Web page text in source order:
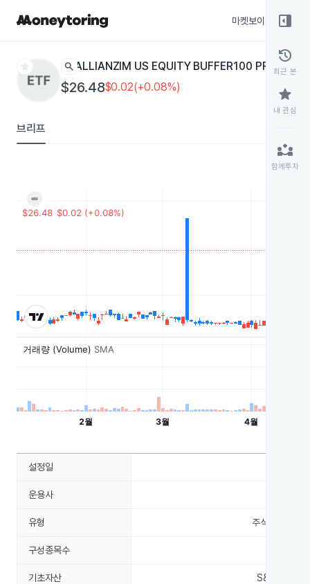
마켓보이스
star search ALLIANZIM US EQUITY BUFFER100
$26.48$0.02(+0.08%)
브리프
right_panel_open
history
최근 본
star
내 관심
partner_exchange
함께투자